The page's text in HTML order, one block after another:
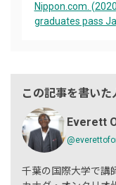
Nippon.com.
graduates pass
この記事を書いた
Everett
千葉の国際大学で講